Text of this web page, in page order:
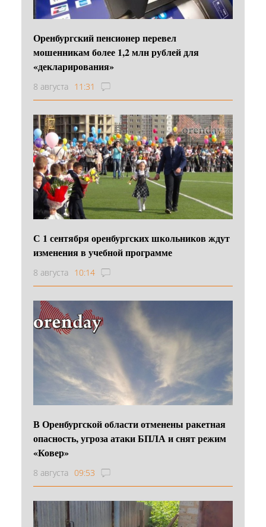
Оренбургский пенсионер перевел
мошенникам более 1,2 млн рублей для
«декларирования»
8 августа 11:31
С 1 сентября оренбургских школьников ждут
изменения в учебной программе
8 августа 10:14
В Оренбургской области отменены ракетная
опасность, угроза атаки БПЛА и снят режим
«Ковер»
8 августа 09:53